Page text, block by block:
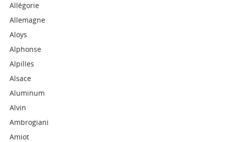
Allégorie
Allemagne
Aloys
Alphonse
Alpilles
Alsace
Aluminum
Alvin
Ambrogiani
Amiot